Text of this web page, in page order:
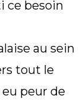
ce besoin
au sein
tout le
peur de